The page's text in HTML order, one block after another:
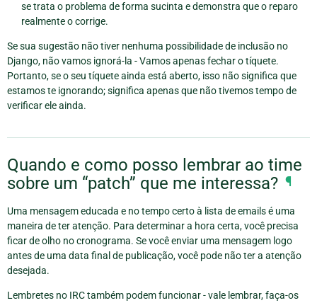
se trata o problema de forma sucinta e demonstra que o reparo
realmente o corrige.
Se sua sugestão não tiver nenhuma possibilidade de inclusão no
Django, não vamos ignorá-la - Vamos apenas fechar o tíquete.
Portanto, se o seu tíquete ainda está aberto, isso não significa que
estamos te ignorando; significa apenas que não tivemos tempo de
verificar ele ainda.
Quando e como posso lembrar ao time
sobre um “patch” que me interessa? ¶
Uma mensagem educada e no tempo certo à lista de emails é uma
maneira de ter atenção. Para determinar a hora certa, você precisa
ficar de olho no cronograma. Se você enviar uma mensagem logo
antes de uma data final de publicação, você pode não ter a atenção
desejada.
Lembretes no IRC também podem funcionar - vale lembrar, faça-os